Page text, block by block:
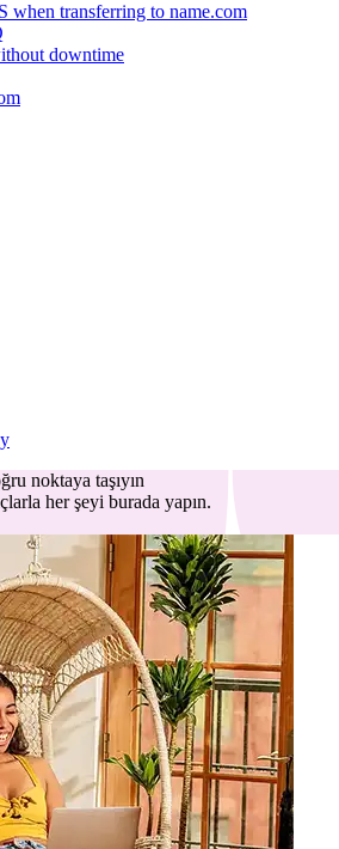
when transferring to name.com
downtime
noktaya taşıyın
her şeyi burada yapın.